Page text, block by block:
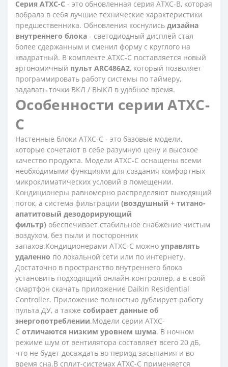
Серия ATXC-С - это обновленная серия ATXC-B, которая
вобрала в себя лучшие технические характеристики
предшественника. Обновления коснулись дизайна
внутреннего блока - светодиодный дисплей стал
более сдержанным и сменил форму с круглого на
квадратный. В комплекте ATXC-C поставляется новый
эргономичный пульт ARC486A2, который позволяет
программировать работу системы по таймеру,
задавать точки ВКЛ / ВЫКЛ в удобное время.
Особенности серии ATXC-
C
Настенные блоки ATXC-C - это базовые модели,
которые сочетают в себе разумную цену и высокое
качество продукта. Модели ATXC-C оснащены всеми
необходимыми функциями для создания комфортных
микроклиматических условий в помещении.
Кондиционеры равномерно распределяют выходящий
поток, а система фильтрации (воздушный + титано-
апатитовый дезодорирующий
фильтр) обеспечивает стабильное снабжение чистым
воздухом, без пыли и посторонних
запахов.Кондиционерами ATXC-C можно управлять
удаленно по локальной сети или по интернету.
Достаточно в пространство внутреннего блока
установить подходящий онлайн-контроллер, а в свой
смартфон скачать приложение Daikin Residential
Controller. Приложение полностью дублирует работу
пульта ДУ, а также собирает данные об
энергопотреблении.Модели серии ATXC-
C отличаются низким уровнем шума. В ночном
режиме шум от вентилятора составляет всего 20 дБ,
что не будет досаждать во период засыпания и во
время сна.В сплит-системах ATXС-С применяется